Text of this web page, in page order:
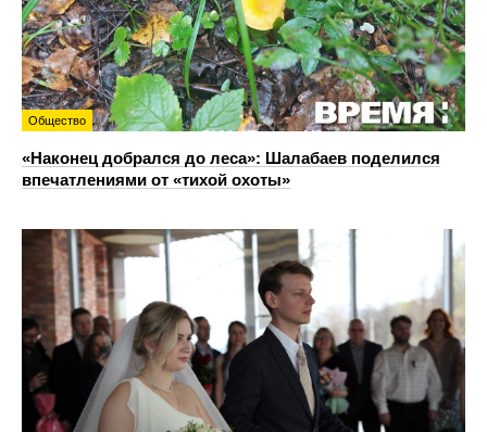
Общество
«Наконец добрался до леса»: Шалабаев поделился
впечатлениями от «тихой охоты»